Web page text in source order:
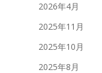
2026年4月
2025年11月
2025年10月
2025年8月